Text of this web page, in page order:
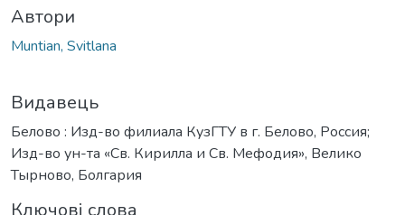
Автори
Muntian, Svitlana
Видавець
Белово : Изд-во филиала КузГТУ в г. Белово, Россия;
Изд-во ун-та «Св. Кирилла и Св. Мефодия», Велико
Тырново, Болгария
Ключові слова